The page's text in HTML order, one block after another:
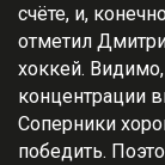
счёте, и,
отметил
хоккей.
концентрации
Соперники
победить.